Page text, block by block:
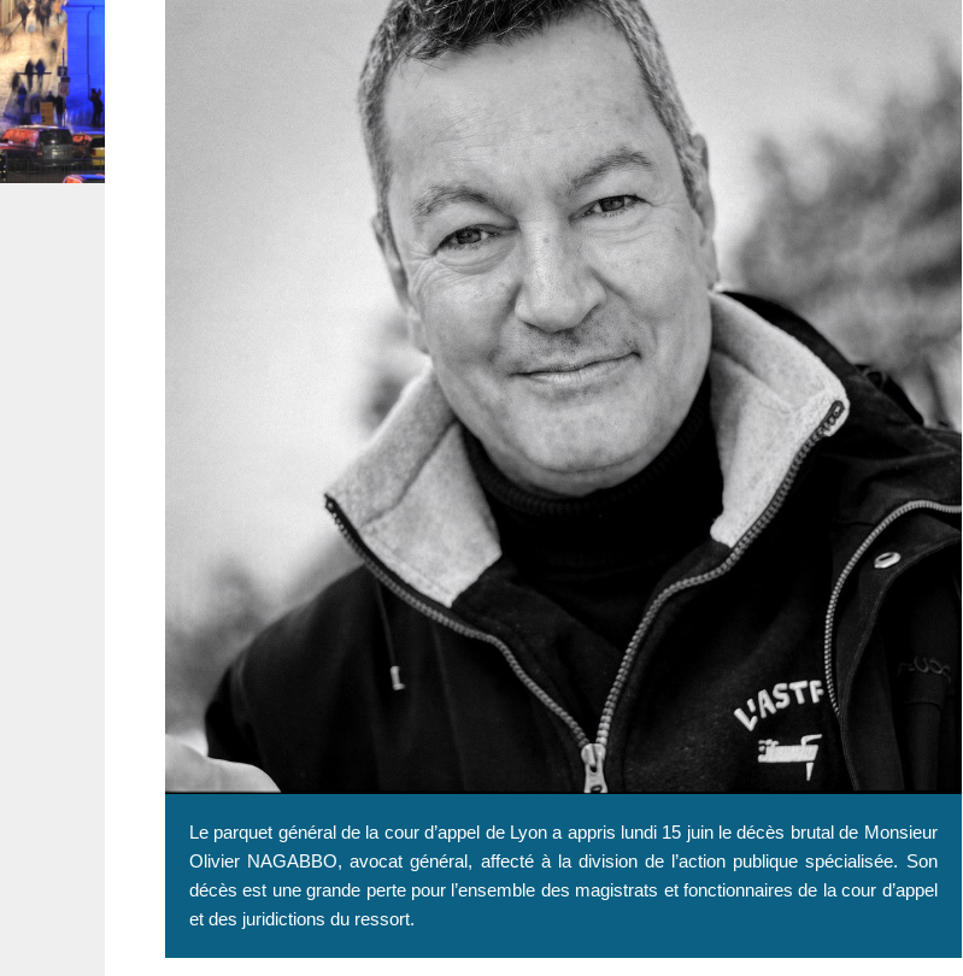
Le parquet général de la cour d’appel de Lyon a appris lundi 15 juin le décès brutal de Monsieur
Olivier NAGABBO, avocat général, affecté à la division de l’action publique spécialisée. Son
décès est une grande perte pour l’ensemble des magistrats et fonctionnaires de la cour d’appel
et des juridictions du ressort.